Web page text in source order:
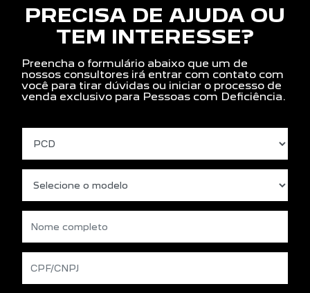
PRECISA DE AJUDA OU
TEM INTERESSE?
Preencha o formulário abaixo que um de
nossos consultores irá entrar com contato com
você para tirar dúvidas ou iniciar o processo de
venda exclusivo para Pessoas com Deficiência.